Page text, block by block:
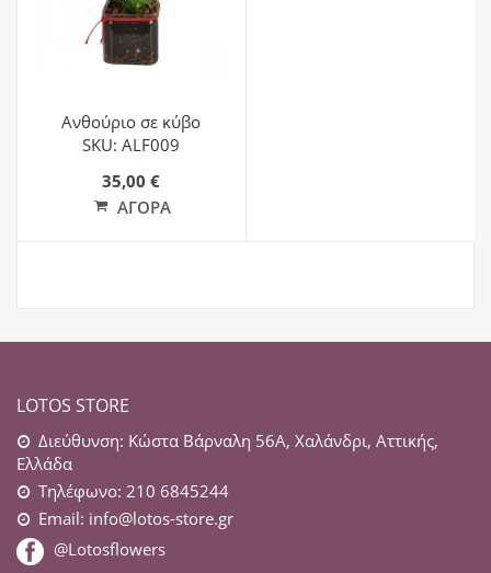
Ανθούριο σε κύβο
SKU: ALF009
35,00 €
ΑΓΟΡΆ
LOTOS STORE
Διεύθυνση: Κώστα Βάρναλη 56Α, Χαλάνδρι, Αττικής,
Ελλάδα
Τηλέφωνο: 210 6845244
Email: info@lotos-store.gr
@Lotosflowers